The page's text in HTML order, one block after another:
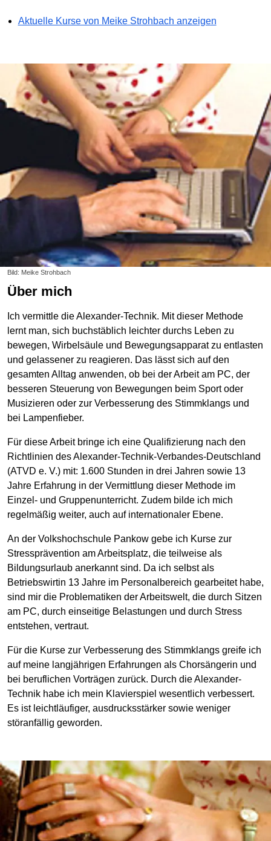
Aktuelle Kurse von Meike Strohbach anzeigen
Bild: Meike Strohbach
Über mich
Ich vermittle die Alexander-Technik. Mit dieser Methode
lernt man, sich buchstäblich leichter durchs Leben zu
bewegen, Wirbelsäule und Bewegungsapparat zu entlasten
und gelassener zu reagieren. Das lässt sich auf den
gesamten Alltag anwenden, ob bei der Arbeit am PC, der
besseren Steuerung von Bewegungen beim Sport oder
Musizieren oder zur Verbesserung des Stimmklangs und
bei Lampenfieber.
Für diese Arbeit bringe ich eine Qualifizierung nach den
Richtlinien des Alexander-Technik-Verbandes-Deutschland
(ATVD e. V.) mit: 1.600 Stunden in drei Jahren sowie 13
Jahre Erfahrung in der Vermittlung dieser Methode im
Einzel- und Gruppenunterricht. Zudem bilde ich mich
regelmäßig weiter, auch auf internationaler Ebene.
An der Volkshochschule Pankow gebe ich Kurse zur
Stressprävention am Arbeitsplatz, die teilweise als
Bildungsurlaub anerkannt sind. Da ich selbst als
Betriebswirtin 13 Jahre im Personalbereich gearbeitet habe,
sind mir die Problematiken der Arbeitswelt, die durch Sitzen
am PC, durch einseitige Belastungen und durch Stress
entstehen, vertraut.
Für die Kurse zur Verbesserung des Stimmklangs greife ich
auf meine langjährigen Erfahrungen als Chorsängerin und
bei beruflichen Vorträgen zurück. Durch die Alexander-
Technik habe ich mein Klavierspiel wesentlich verbessert.
Es ist leichtläufiger, ausdrucksstärker sowie weniger
störanfällig geworden.